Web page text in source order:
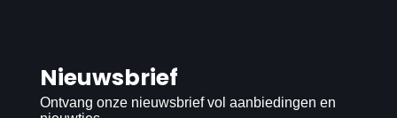
Nieuwsbrief
Ontvang onze nieuwsbrief vol aanbiedingen en